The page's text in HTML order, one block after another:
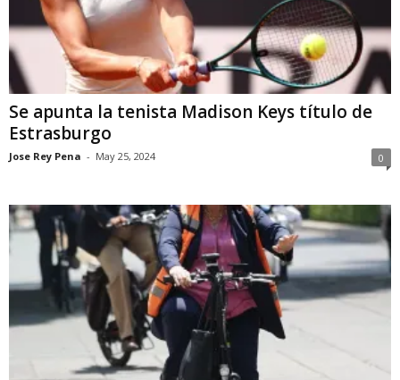
Se apunta la tenista Madison Keys título de
Estrasburgo
Jose Rey Pena - May 25, 2024 0